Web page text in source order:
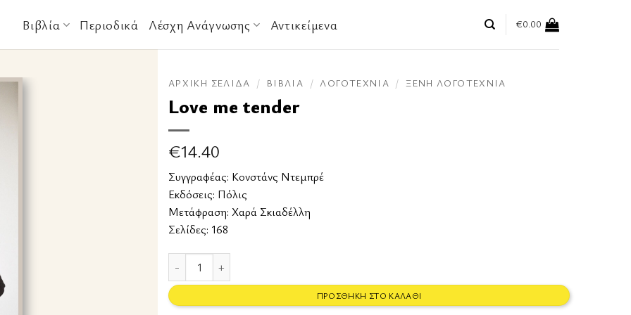
Βιβλία Περιοδικά Λέσχη Ανάγνωσης Αντικείμενα €0.00
ΑΡΧΙΚΉ ΣΕΛΊΔΑ / ΒΙΒΛΊΑ / ΛΟΓΟΤΕΧΝΊΑ / ΞΈΝΗ ΛΟΓΟΤΕΧΝΊΑ
Love me tender
€14.40
Συγγραφέας: Κονστάνς Ντεμπρέ
Εκδόσεις: Πόλις
Μετάφραση: Χαρά Σκιαδέλλη
Σελίδες: 168
ΠΡΟΣΘΉΚΗ ΣΤΟ ΚΑΛΆΘΙ